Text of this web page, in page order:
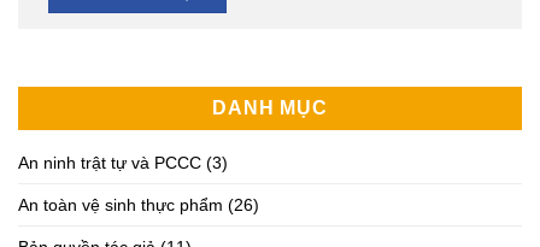
DANH MỤC
An ninh trật tự và PCCC (3)
An toàn vệ sinh thực phẩm (26)